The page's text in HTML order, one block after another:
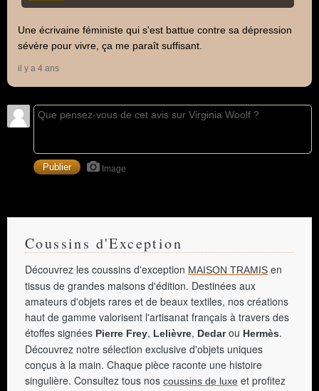
Une écrivaine féministe qui s'est battue contre sa dépression
sévère pour vivre, ça me paraît suffisant.
il y a 4 ans
Image
Coussins d'Exception
Découvrez les coussins d'exception MAISON TRAMIS en
tissus de grandes maisons d'édition. Destinées aux
amateurs d'objets rares et de beaux textiles, nos créations
haut de gamme valorisent l'artisanat français à travers des
étoffes signées Pierre Frey, Lelièvre, Dedarou Hermès.
Découvrez notre sélection exclusive d'objets uniques
conçus à la main. Chaque pièce raconte une histoire
singulière. Consultez tous nos coussins de luxe et profitez